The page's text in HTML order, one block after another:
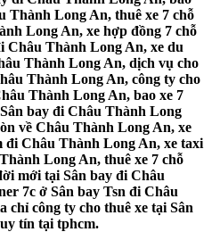
Thành Long An, thuê xe 7 chỗ
Long An, xe hợp đồng 7 chỗ
Châu Thành Long An, xe du
Thành Long An, dịch vụ cho
Thành Long An, công ty cho
Thành Long An, bao xe 7
bay đi Châu Thành Long
về Châu Thành Long An, xe
đi Châu Thành Long An, xe taxi
Long An, thuê xe 7 chỗ
mới tại Sân bay đi Châu
7c ở Sân bay Tsn đi Châu
công ty cho thuê xe tại Sân
tín tại tphcm.